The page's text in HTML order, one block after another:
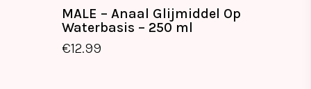
MALE – Anaal Glijmiddel Op
Waterbasis – 250 ml
€12.99
€12.99